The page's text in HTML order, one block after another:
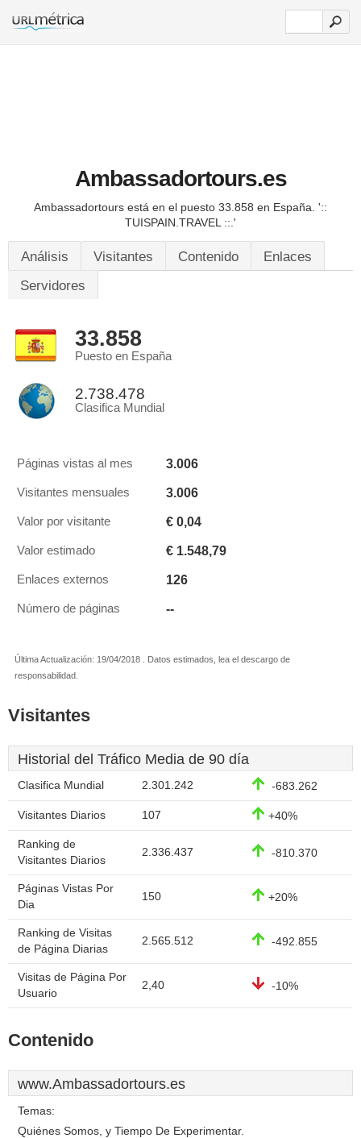
Ambassadortours.es
Ambassadortours está en el puesto 33.858 en España. '::
TUISPAIN.TRAVEL ::.'
Análisis Visitantes Contenido
Enlaces
Servidores
33.858
Puesto en España
2.738.478
Clasifica Mundial
Páginas vistas al mes 3.006
Visitantes mensuales 3.006
Valor por visitante € 0,04
Valor estimado € 1.548,79
Enlaces externos 126
Número de páginas --
Última Actualización: 19/04/2018 . Datos estimados, lea el descargo de
responsabilidad.
Visitantes
Historial del Tráfico Media de 90 día
Clasifica Mundial 2.301.242 -683.262
Visitantes Diarios 107 +40%
Ranking de
Visitantes Diarios
2.336.437 -810.370
Páginas Vistas Por
Dia
150 +20%
Ranking de Visitas
de Página Diarias
2.565.512 -492.855
Visitas de Página Por
Usuario
2,40 -10%
Contenido
www.Ambassadortours.es
Temas:
Quiénes Somos, y Tiempo De Experimentar.